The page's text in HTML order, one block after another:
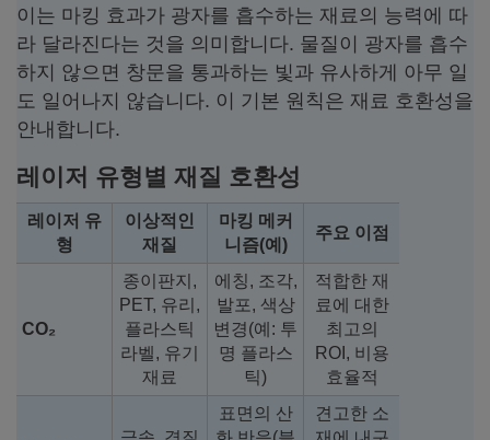
이는 마킹 효과가 광자를 흡수하는 재료의 능력에 따
라 달라진다는 것을 의미합니다. 물질이 광자를 흡수
하지 않으면 창문을 통과하는 빛과 유사하게 아무 일
도 일어나지 않습니다. 이 기본 원칙은 재료 호환성을
안내합니다.
레이저 유형별 재질 호환성
레이저 유
형
이상적인
재질
마킹 메커
니즘(예)
주요 이점
CO₂
종이판지,
PET, 유리,
플라스틱
라벨, 유기
재료
에칭, 조각,
발포, 색상
변경(예: 투
명 플라스
틱)
적합한 재
료에 대한
최고의
ROI, 비용
효율적
표면의 산
견고한 소